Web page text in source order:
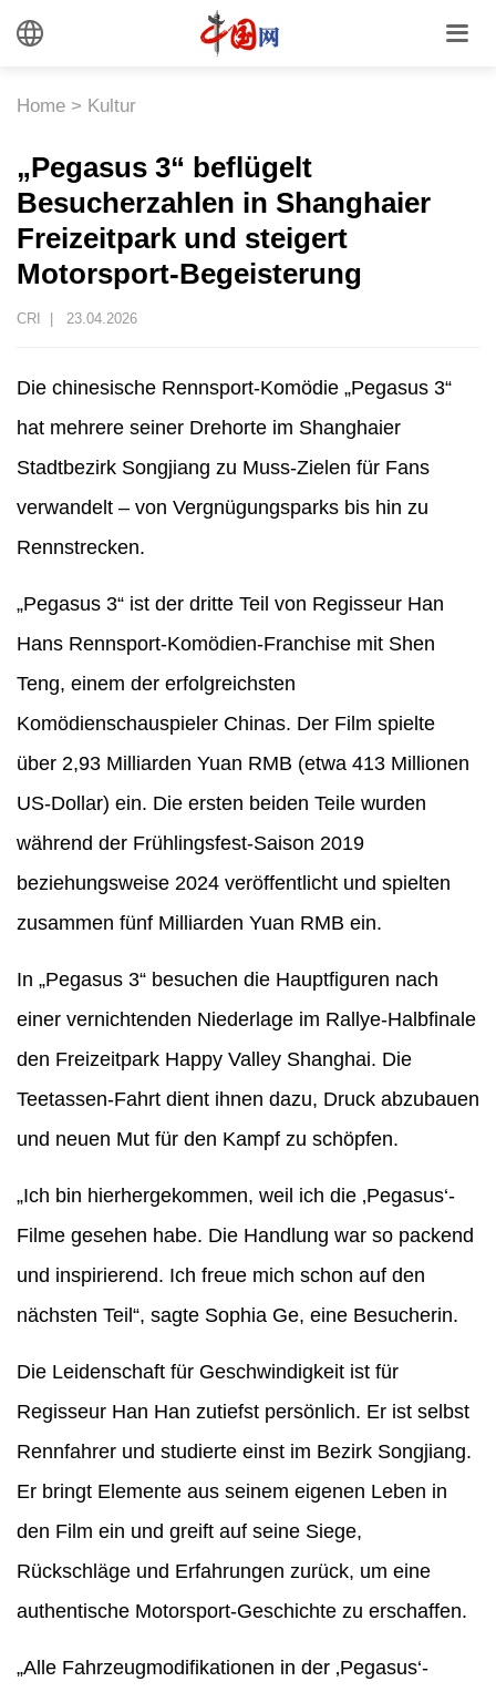
Home > Kultur
„Pegasus 3“ beflügelt
Besucherzahlen in Shanghaier
Freizeitpark und steigert
Motorsport-Begeisterung
CRI | 23.04.2026
Die chinesische Rennsport-Komödie „Pegasus 3“
hat mehrere seiner Drehorte im Shanghaier
Stadtbezirk Songjiang zu Muss-Zielen für Fans
verwandelt – von Vergnügungsparks bis hin zu
Rennstrecken.
„Pegasus 3“ ist der dritte Teil von Regisseur Han
Hans Rennsport-Komödien-Franchise mit Shen
Teng, einem der erfolgreichsten
Komödienschauspieler Chinas. Der Film spielte
über 2,93 Milliarden Yuan RMB (etwa 413 Millionen
US-Dollar) ein. Die ersten beiden Teile wurden
während der Frühlingsfest-Saison 2019
beziehungsweise 2024 veröffentlicht und spielten
zusammen fünf Milliarden Yuan RMB ein.
In „Pegasus 3“ besuchen die Hauptfiguren nach
einer vernichtenden Niederlage im Rallye-Halbfinale
den Freizeitpark Happy Valley Shanghai. Die
Teetassen-Fahrt dient ihnen dazu, Druck abzubauen
und neuen Mut für den Kampf zu schöpfen.
„Ich bin hierhergekommen, weil ich die ‚Pegasus‘-
Filme gesehen habe. Die Handlung war so packend
und inspirierend. Ich freue mich schon auf den
nächsten Teil“, sagte Sophia Ge, eine Besucherin.
Die Leidenschaft für Geschwindigkeit ist für
Regisseur Han Han zutiefst persönlich. Er ist selbst
Rennfahrer und studierte einst im Bezirk Songjiang.
Er bringt Elemente aus seinem eigenen Leben in
den Film ein und greift auf seine Siege,
Rückschläge und Erfahrungen zurück, um eine
authentische Motorsport-Geschichte zu erschaffen.
„Alle Fahrzeugmodifikationen in der ‚Pegasus‘-